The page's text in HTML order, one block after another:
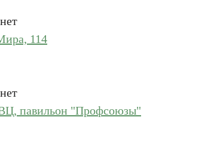
114
павильон "Профсоюзы"